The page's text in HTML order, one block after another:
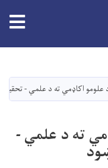
علومو اکاډمي ته د علمي -
ته د علمي -